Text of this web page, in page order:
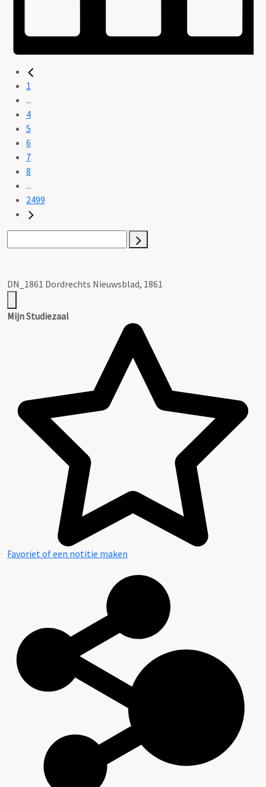
1
...
4
5
6
7
8
...
2499
DN_1861 Dordrechts Nieuwsblad, 1861
Mijn Studiezaal
Favoriet of een notitie maken